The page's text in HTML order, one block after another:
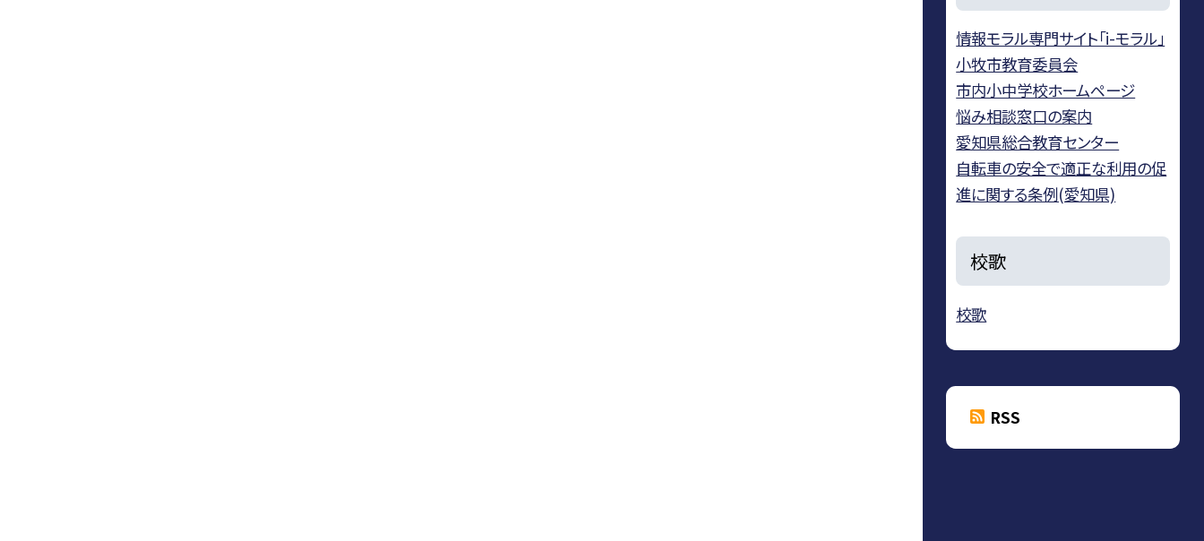
情報モラル専門サイト「i-モラル」
小牧市教育委員会
市内小中学校ホームページ
悩み相談窓口の案内
愛知県総合教育センター
自転車の安全で適正な利用の促
進に関する条例(愛知県)
校歌
校歌
RSS